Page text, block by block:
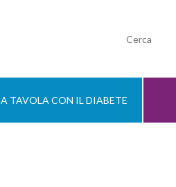
A TAVOLA CON IL DIABETE